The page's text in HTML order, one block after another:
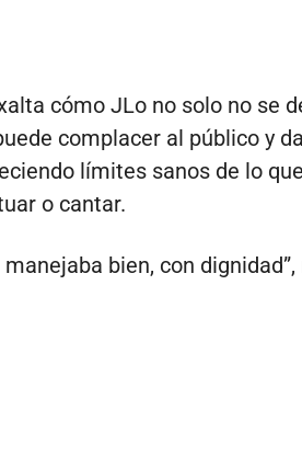
cómo JLo no solo no se
complacer al público y
límites sanos de lo
o cantar.
bien, con